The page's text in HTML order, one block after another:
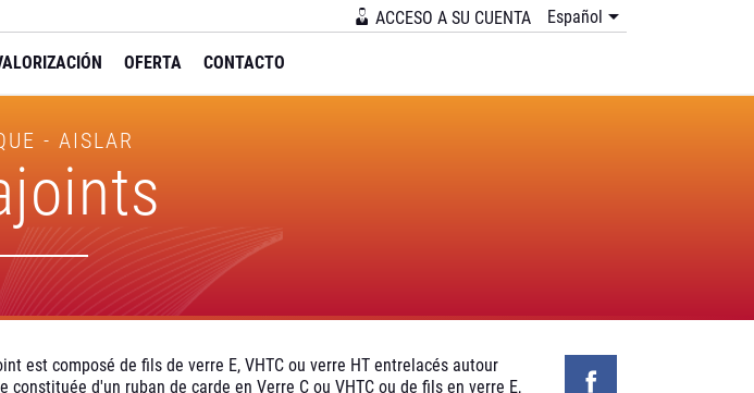
ACCESO A SU CUENTA Español
OFERTA CONTACTO
- AISLAR
est composé de fils de verre E, VHTC ou verre HT entrelacés autour
constituée d'un ruban de carde en Verre C ou VHTC ou de fils en verre E,